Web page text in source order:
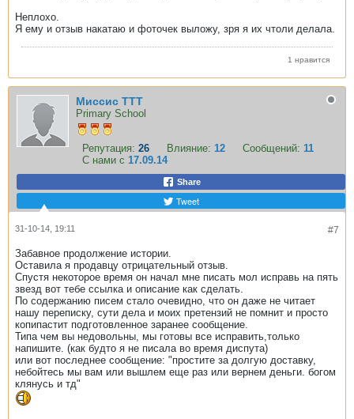
Неплохо.
Я ему и отзыв накатаю и фоточек выложу, зря я их чтоли делала.
1 нравится
Миссис ТТТ
Primary School
Репутация: 26 Влияние: 12 Сообщений: 11
С нами с 17.09.14
Share
Tweet
#7
31-10-14, 19:11
Забавное продолжение истории.
Оставила я продавцу отрицательный отзыв.
Спустя некоторое время он начал мне писать мол исправь на пять
звезд вот тебе ссылка и описание как сделать.
По содержанию писем стало очевидно, что он даже не читает
нашу переписку, сути дела и моих претензий не помнит и просто
копипастит подготовленное заранее сообщение.
Типа чем вы недовольны, мы готовы все исправить,только
напишите. (как будто я не писала во время диспута)
или вот последнее сообщение: "простите за долгую доставку,
небойтесь мы вам или вышлем еще раз или вернем деньги. богом
клянусь и тд"